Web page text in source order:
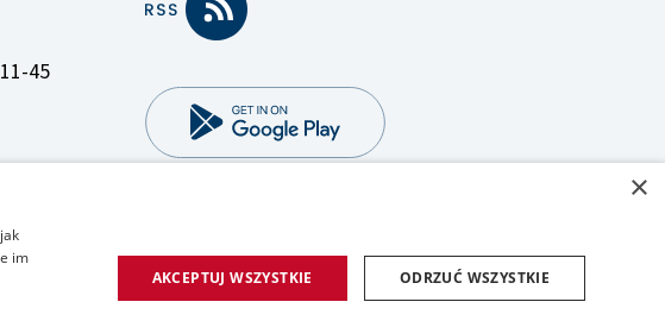
45
×
im
AKCEPTUJ WSZYSTKIE ODRZUĆ WSZYSTKIE